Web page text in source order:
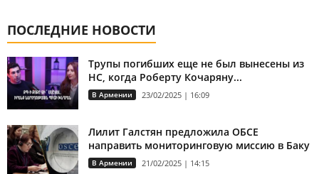
ПОСЛЕДНИЕ НОВОСТИ
Трупы погибших еще не был вынесены из
НС, когда Роберту Кочаряну...
В Армении 23/02/2025 | 16:09
Лилит Галстян предложила ОБСЕ
направить мониторинговую миссию в Баку
В Армении 21/02/2025 | 14:15